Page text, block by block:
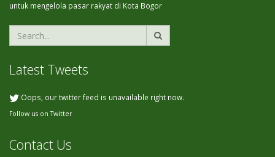
untuk mengelola pasar rakyat di Kota Bogor
Latest Tweets
Oops, our twitter feed is unavailable right now.
Follow us on Twitter
Contact Us